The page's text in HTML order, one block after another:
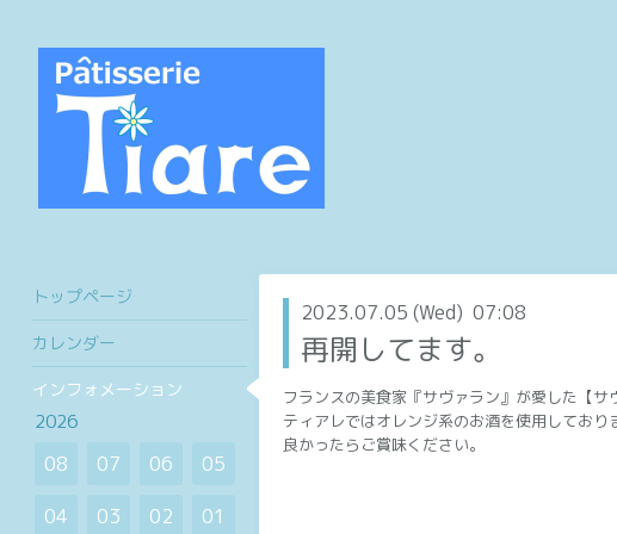
2023.07.05 (Wed) 07:08
再開してます。
フランスの美食家『サヴァラン』が愛した【サ
ティアレではオレンジ系のお酒を使用しており
良かったらご賞味ください。
トップページ
カレンダー
インフォメーション
2026
08 07 06
05
04
03 02 01